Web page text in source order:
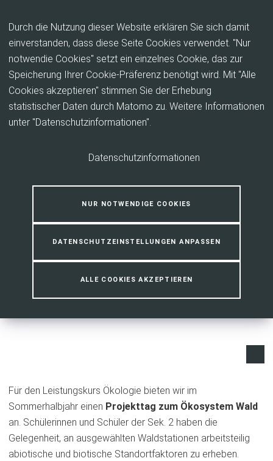
Durch die Nutzung dieser Website erklären Sie sich damit
einverstanden, dass diese Seite Cookies verwendet. "Nur
notwendie Cookies" setzt ein einzelnes Cookie, das zur
Speicherung Ihrer Cookie-Präferenz benötigt wird. Mit "Alle
Cookies akzeptieren" stimmen Sie der Erhebung
statistischer Daten durch Matomo zu. Weitere Informationen
unter "Datenschutzinformationen".
Datenschutzinformationen
NUR NOTWENDIGE COOKIES
DATENSCHUTZEINSTELLUNGEN ANPASSEN
ALLE COOKIES AKZEPTIEREN
Der Wald – Lernort
Das Schulbiologiezentrum liegt in einer waldreichen
Mittelgebirgsregion – beste Voraussetzungen also
Planen Sie schon jetzt für 2025!
Für den Leistungskurs Ökologie bieten wir im
Sommerhalbjahr einen Projekttag zum Ökosystem Wald
an. Schülerinnen und Schüler der Sek. 2 haben die
Gelegenheit, an ausgewählten Waldstationen arbeitsteilig
abiotische und biotische Standortfaktoren zu erheben.